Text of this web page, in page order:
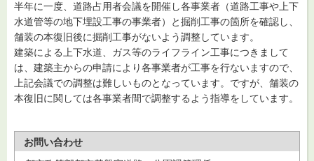
半年に一度、道路占用者会議を開催し各事業者（道路工事や上下
水道管等の地下埋設工事の事業者）と掘削工事の箇所を確認し、
舗装の本復旧後に掘削工事がないよう調整しています。
建築による上下水道、ガス等のライフライン工事につきまして
は、建築主からの申請により各事業者が工事を行ないますので、
上記会議での調整は難しいものとなっています。ですが、舗装の
本復旧に関しては各事業者間で調整するよう指導をしています。
お問い合わせ